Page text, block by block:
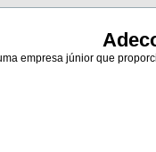
empresa júnior que